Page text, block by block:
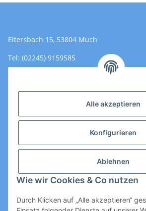
Alle akzeptieren
Konfigurieren
Ablehnen
Wie wir Cookies & Co nutzen
Durch Klicken auf „Alle akzeptieren“
Eltersbach 15, 53804 Much
Tel: (02245) 9159585
Email: Kontakt@toromedical.de
Öffnungszeiten (Mo-Fr.) 8:00 - 17:00